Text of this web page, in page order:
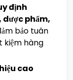
định
phẩm,
bảo tuân
kiệm hàng
cao